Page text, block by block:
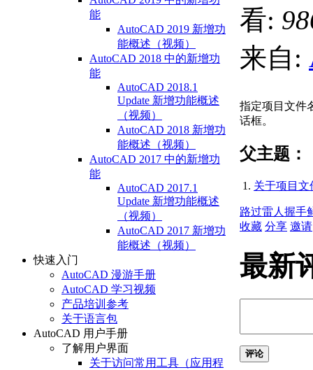
能
AutoCAD 2019 新增功
能概述（视频）
AutoCAD 2018 中的新增功
能
AutoCAD 2018.1
Update 新增功能概述
（视频）
AutoCAD 2018 新增功
能概述（视频）
AutoCAD 2017 中的新增功
能
AutoCAD 2017.1
Update 新增功能概述
（视频）
AutoCAD 2017 新增功
能概述（视频）
快速入门
AutoCAD 漫游手册
AutoCAD 学习视频
产品培训参考
关于语言包
AutoCAD 用户手册
了解用户界面
关于访问常用工具（应用程
看:
来自:
指定项目文件
话框。
父主题：
关于项目文
路过雷人 握手
收藏 分享 邀请
最新
评论